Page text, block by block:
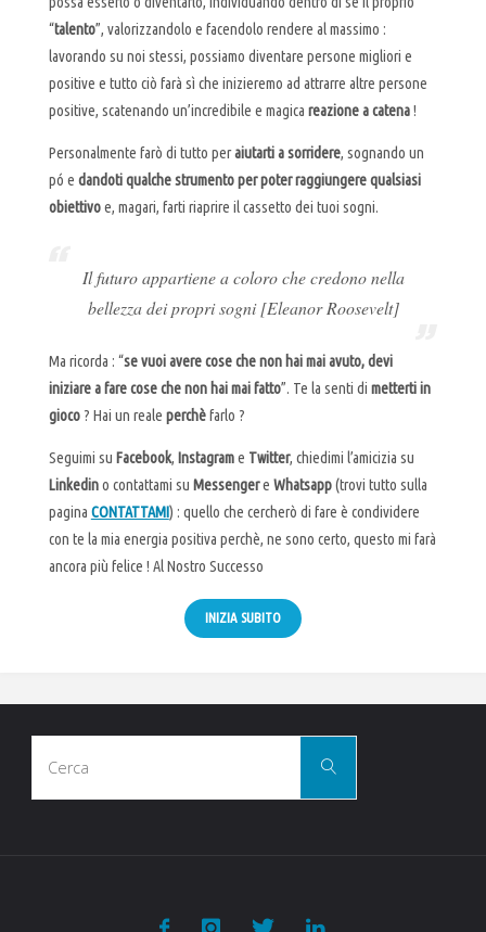
“talento”, valorizzandolo e facendolo rendere al massimo :
lavorando su noi stessi, possiamo diventare persone migliori e
positive e tutto ciò farà sì che inizieremo ad attrarre altre persone
positive, scatenando un’incredibile e magica reazione a catena!
Personalmente farò di tutto peraiutarti a sorridere, sognando un
pó e dandoti qualche strumento per poter raggiungere qualsiasi
obiettivoe, magari, farti riaprire il cassetto dei tuoi sogni.
Il futuro appartiene a coloro che credono nella
bellezza dei propri sogni [Eleanor Roosevelt]
Ma ricorda : “se vuoi avere cose che non hai mai avuto, devi
iniziare a fare cose che non hai mai fatto”. Te la senti di metterti in
gioco? Hai un reale perchèfarlo ?
Seguimi su Facebook, Instagrame Twitter, chiedimi l’amicizia su
Linkedino contattami su Messengere Whatsapp(trovi tutto sulla
pagina CONTATTAMI) : quello che cercherò di fare è condividere
con te la mia energia positiva perchè, ne sono certo, questo mi farà
ancora più felice ! Al Nostro Successo
INIZIA SUBITO
Cerca